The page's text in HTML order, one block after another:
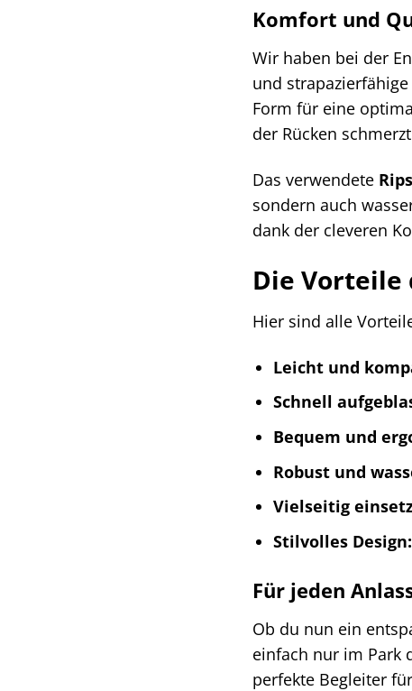
Komfort und
Wir haben bei der
und
Form für eine
der Rücken
Das verwendete
sondern auch
dank der cleveren
Die Vorteile
Hier sind alle
Leicht und
Schnell
Bequem und
Robust und
Vielseitig
Stilvolles Design:
Für jeden
Ob du nun ein
einfach nur im Park
perfekte Begleiter